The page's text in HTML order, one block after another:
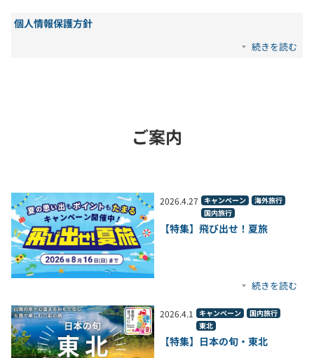
個人情報保護方針
続きを読む
ご案内
2026.4.27 キャンペーン
海外旅行
国内旅行
【特集】飛び出せ！夏旅
続きを読む
2026.4.1 キャンペーン
国内旅行
東北
【特集】日本の旬・東北